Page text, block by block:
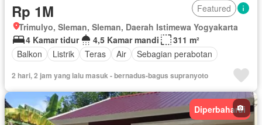
Rp 1M
Featured
Trimulyo, Sleman, Sleman, Daerah Istimewa Yogyakarta
4 Kamar tidur
4,5 Kamar mandi
311 m²
Balkon
Listrik Teras Air Sebagian perabotan
2 hari, 2 jam yang lalu masuk - bernadus-bagus supranyoto
Diperbaharui